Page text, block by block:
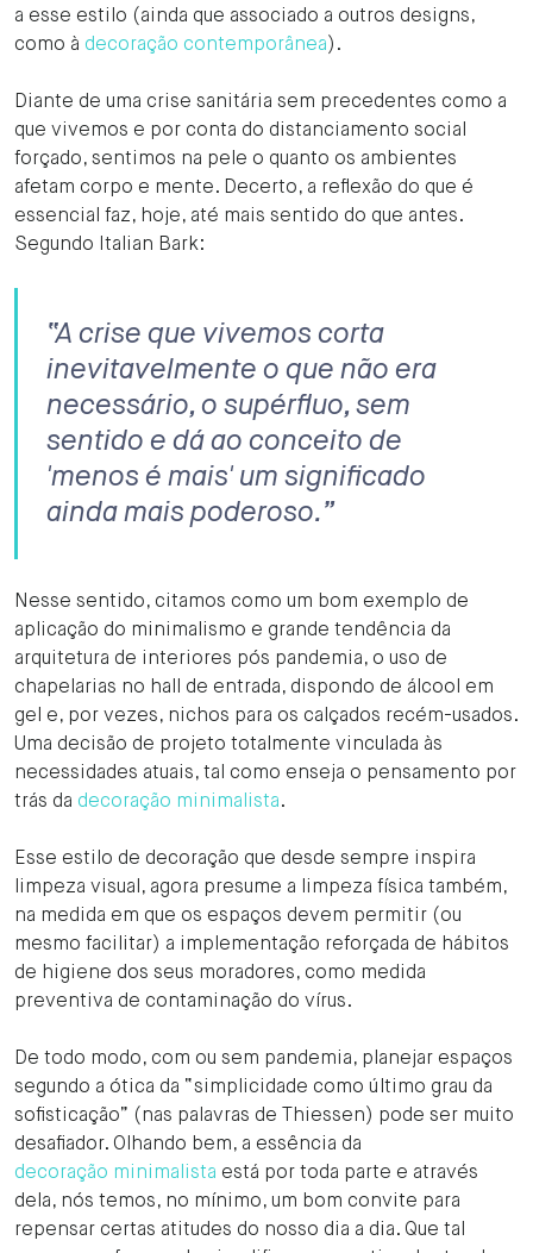
a esse estilo (ainda que associado a outros designs,
como à decoração contemporânea).
Diante de uma crise sanitária sem precedentes como a
que vivemos e por conta do distanciamento social
forçado, sentimos na pele o quanto os ambientes
afetam corpo e mente. Decerto, a reflexão do que é
essencial faz, hoje, até mais sentido do que antes.
Segundo Italian Bark:
“A crise que vivemos corta
inevitavelmente o que não era
necessário, o supérfluo, sem
sentido e dá ao conceito de
'menos é mais' um significado
ainda mais poderoso.”
Nesse sentido, citamos como um bom exemplo de
aplicação do minimalismo e grande tendência da
arquitetura de interiores pós pandemia, o uso de
chapelarias no hall de entrada, dispondo de álcool em
gel e, por vezes, nichos para os calçados recém-usados.
Uma decisão de projeto totalmente vinculada às
necessidades atuais, tal como enseja o pensamento por
trás da decoração minimalista.
Esse estilo de decoração que desde sempre inspira
limpeza visual, agora presume a limpeza física também,
na medida em que os espaços devem permitir (ou
mesmo facilitar) a implementação reforçada de hábitos
de higiene dos seus moradores, como medida
preventiva de contaminação do vírus.
De todo modo, com ou sem pandemia, planejar espaços
segundo a ótica da “simplicidade como último grau da
sofisticação” (nas palavras de Thiessen) pode ser muito
desafiador. Olhando bem, a essência da
decoração minimalista está por toda parte e através
dela, nós temos, no mínimo, um bom convite para
repensar certas atitudes do nosso dia a dia. Que tal